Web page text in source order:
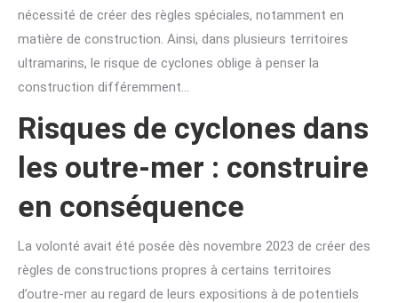
nécessité de créer des règles spéciales, notamment en
matière de construction. Ainsi, dans plusieurs territoires
ultramarins, le risque de cyclones oblige à penser la
construction différemment…
Risques de cyclones dans
les outre-mer : construire
en conséquence
La volonté avait été posée dès novembre 2023 de créer des
règles de constructions propres à certains territoires
d’outre-mer au regard de leurs expositions à de potentiels